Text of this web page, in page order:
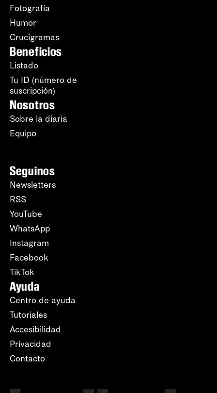
Fotografía
Humor
Crucigramas
Beneficios
Listado
Tu ID (número de
suscripción)
Nosotros
Sobre la diaria
Equipo
Seguinos
Newsletters
RSS
YouTube
WhatsApp
Instagram
Facebook
TikTok
Ayuda
Centro de ayuda
Tutoriales
Accesibilidad
Privacidad
Contacto